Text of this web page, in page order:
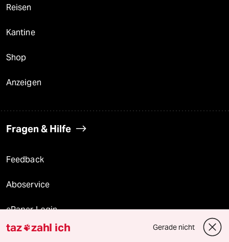
Reisen
Kantine
Shop
Anzeigen
Fragen & Hilfe
Feedback
Aboservice
ePaper Login
Downloads für Abonnierende
taz zahl ich Gerade nicht